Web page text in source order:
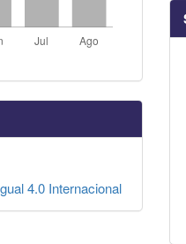
4.0 Internacional